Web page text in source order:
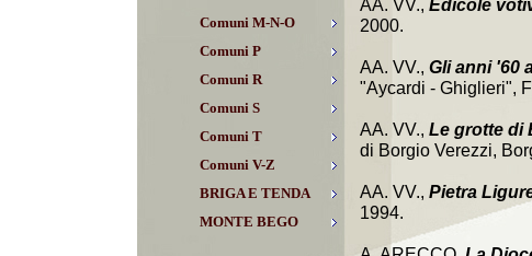
Comuni M-N-O
Comuni P
Comuni R
Comuni S
Comuni T
Comuni V-Z
BRIGA E TENDA
MONTE BEGO
AA. VV., Edicole
2000.
AA. VV., Gli anni '60
"Aycardi - Ghiglieri",
AA. VV., Le grotte di
di Borgio Verezzi,
AA. VV., Pietra
1994.